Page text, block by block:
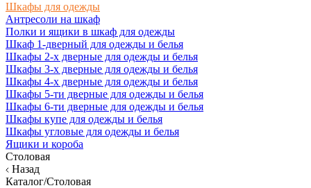
Шкафы для одежды
Антресоли на шкаф
Полки и ящики в шкаф для одежды
Шкаф 1-дверный для одежды и белья
Шкафы 2-х дверные для одежды и белья
Шкафы 3-х дверные для одежды и белья
Шкафы 4-х дверные для одежды и белья
Шкафы 5-ти дверные для одежды и белья
Шкафы 6-ти дверные для одежды и белья
Шкафы купе для одежды и белья
Шкафы угловые для одежды и белья
Ящики и короба
Столовая
Назад
Каталог/Столовая